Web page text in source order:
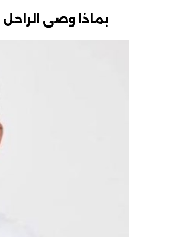
بماذا وصى